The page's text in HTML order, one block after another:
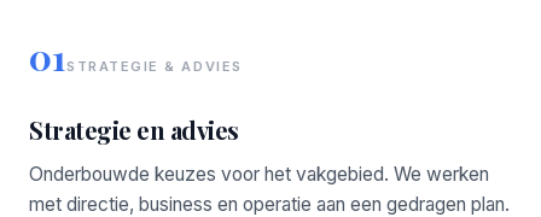
01STRATEGIE & ADVIES
Strategie en advies
Onderbouwde keuzes voor het vakgebied. We werken
met directie, business en operatie aan een gedragen plan.